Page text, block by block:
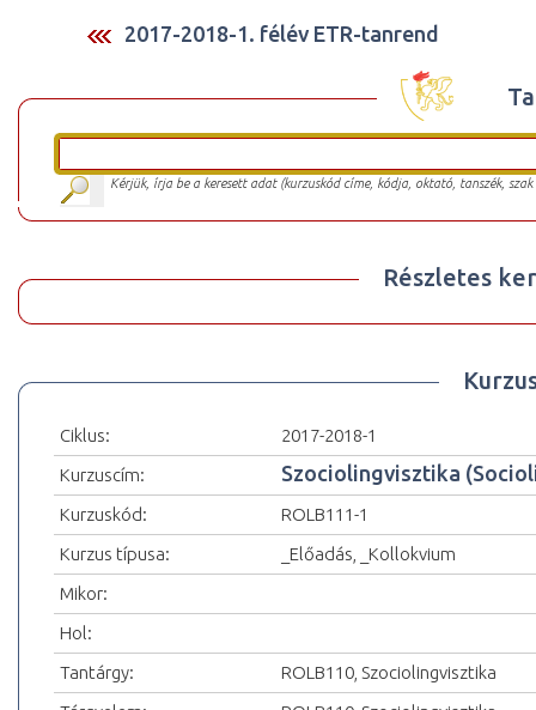
2017-2018-1. félév ETR-tanrend
Kérjük, írja be a keresett adat (kurzuskód címe, kódja, oktató, tanszék,
Részletes
Ciklus:
2017-2018-1
Kurzuscím:
Szociolingvisztika
Kurzuskód:
ROLB111-1
Kurzus típusa:
_Előadás, _Kollokvium
Mikor:
Hol:
Tantárgy:
ROLB110, Szociolingvisztika